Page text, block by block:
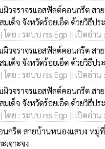
มผิวจราจรแอสฟัลต์คอนกรีต
เด็จ จังหวัดร้อยเอ็ด ด้วยวิธีป
ดย : ระบบ rss Egp || เปิดอ่าน
มผิวจราจรแอสฟัลต์คอนกรีต
เด็จ จังหวัดร้อยเอ็ด ด้วยวิธีป
ดย : ระบบ rss Egp || เปิดอ่าน
มผิวจราจรแอสฟัลต์คอนกรีต
เด็จ จังหวัดร้อยเอ็ด ด้วยวิธีป
ดย : ระบบ rss Egp || เปิดอ่าน
นกรีต สายบ้านหนองแสบง หมู่
เจาะจง